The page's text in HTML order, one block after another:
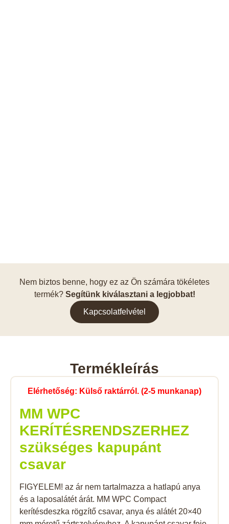
Nem biztos benne, hogy ez az Ön számára tökéletes
termék? Segítünk kiválasztani a legjobbat!
Kapcsolatfelvétel
Termékleírás
Elérhetőség: Külső raktárról. (2-5 munkanap)
MM WPC
KERÍTÉSRENDSZERHEZ
szükséges kapupánt
csavar
FIGYELEM! az ár nem tartalmazza a hatlapú anya
és a laposalátét árát. MM WPC Compact
kerítésdeszka rögzítő csavar, anya és alátét 20×40